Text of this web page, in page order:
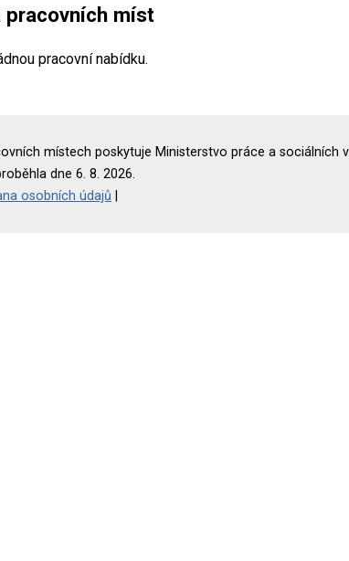
pracovních míst
pracovní nabídku.
místech poskytuje Ministerstvo práce a sociálních
dne 6. 8. 2026.
osobních údajů